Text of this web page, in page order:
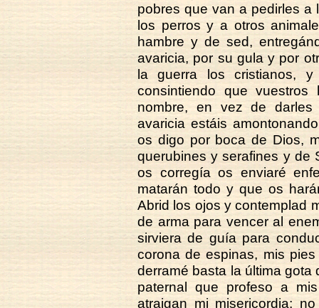
pobres que van a pedirles a
los perros y a otros
hambre y de sed,
avaricia, por su gula y por
la guerra los cristianos,
consintiendo que
nombre, en vez de darles
avaricia estáis
os digo por boca de Dios,
querubines y serafines y de
os corregía os enviaré
matarán todo y que os
Abrid los ojos y contemplad
de arma para vencer al
sirviera de guía para
corona de espinas, mis
derramé basta la última gota
paternal que profeso a
atraigan mi misericordia;